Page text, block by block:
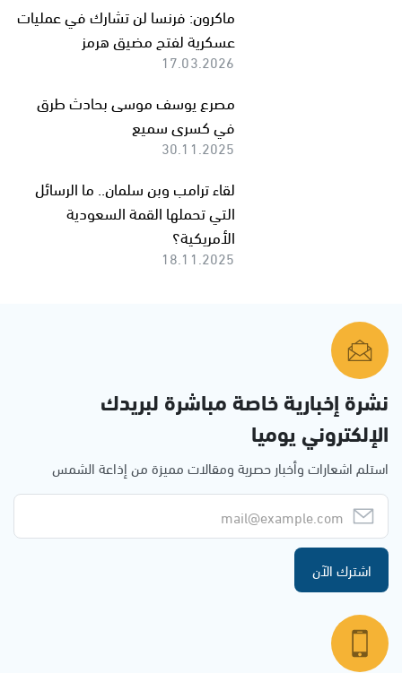
ماكرون: فرنسا لن تشارك في عمليات
عسكرية لفتح مضيق هرمز
17.03.2026
مصرع يوسف موسى بحادث طرق
في كسرى سميع
30.11.2025
لقاء ترامب وبن سلمان.. ما الرسائل
التي تحملها القمة السعودية
الأمريكية؟
18.11.2025
نشرة إخبارية خاصة مباشرة لبريدك
الإلكتروني يوميا
استلم اشعارات وأخبار حصرية ومقالات مميزة من إذاعة الشمس
اشترك الآن